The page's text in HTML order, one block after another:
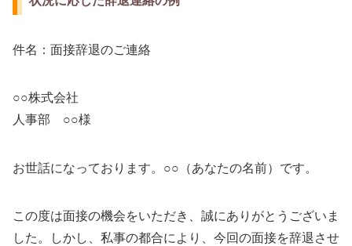
件名：面接辞退のご連絡
○○株式会社
人事部 ○○様
お世話になっております。○○（あなたの名前）です。
この度は面接の機会をいただき、誠にありがとうございま
した。しかし、私事の都合により、今回の面接を辞退させ